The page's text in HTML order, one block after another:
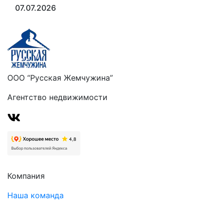
07.07.2026
ООО “Русская Жемчужина”
Агентство недвижимости
Компания
Наша команда